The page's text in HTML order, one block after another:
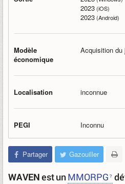
2023(iOS)
2023(Android)
Modèle
économique
Acquisition du
Localisation inconnue
PEGI Inconnu
Partager Gazouiller
WAVENest un MMORPG